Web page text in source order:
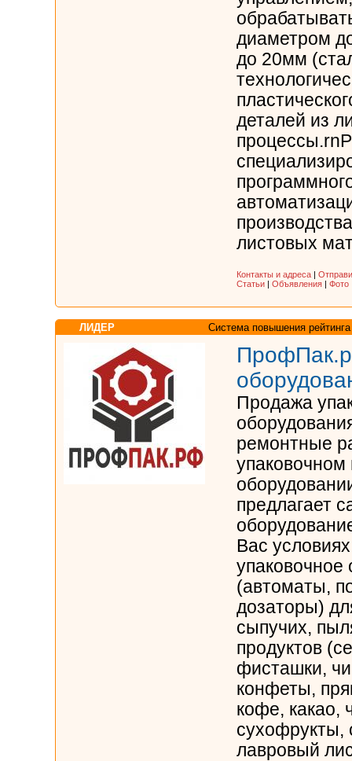
диаметром
до 20мм
деталей из
листовых
Контакты и адреса |
Статьи | Объявления | Фото
ЛИДЕР Система повышения рейтинга
Продажа
ремонтные
предлагает
Вас
упаковочное
(автоматы,
дозаторы)
сыпучих,
продуктов
фисташки,
конфеты,
кофе, какао,
сухофрукты,
лавровый